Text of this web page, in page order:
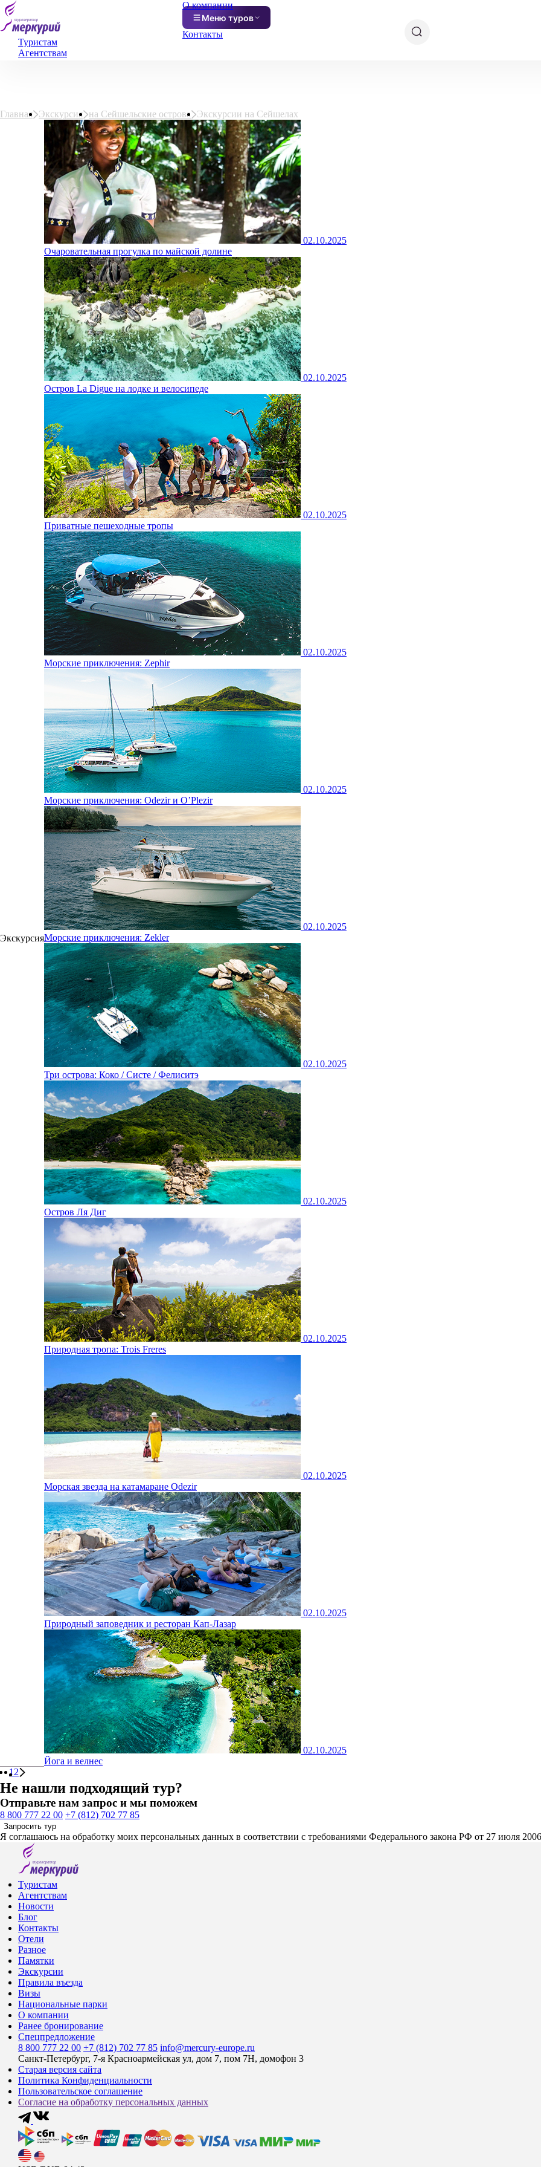
Туристам
Агентствам
О компании
Меню туров
Контакты
Главная Экскурсия на Сейшельские острова Экскурсии на Сейшелах
Экскурсия
02.10.2025
Очаровательная прогулка по майской долине
02.10.2025
Остров La Digue на лодке и велосипеде
02.10.2025
Приватные пешеходные тропы
02.10.2025
Морские приключения: Zephir
02.10.2025
Морские приключения: Odezir и O’Plezir
02.10.2025
Морские приключения: Zekler
02.10.2025
Три острова: Коко / Систе / Фелиситэ
02.10.2025
Остров Ля Диг
02.10.2025
Природная тропа: Trois Freres
02.10.2025
Морская звезда на катамаране Odezir
02.10.2025
Природный заповедник и ресторан Кап-Лазар
02.10.2025
Йога и велнес
1 2
Не нашли подходящий тур?
Отправьте нам запрос и мы поможем
8 800 777 22 00 +7 (812) 702 77 85
Запросить тур
Я соглашаюсь на обработку моих персональных данных в соответствии с требованиями Федерального закона РФ от 27 июля
Туристам
Агентствам
Новости
Блог
Контакты
Отели
Разное
Памятки
Экскурсии
Правила въезда
Визы
Национальные парки
О компании
Ранее бронирование
Спецпредложение
8 800 777 22 00 +7 (812) 702 77 85 info@mercury-europe.ru
Санкт-Петербург, 7-я Красноармейская ул, дом 7, пом 7Н, домофон 3
Старая версия сайта
Политика Конфиденциальности
Пользовательское соглашение
Согласие на обработку персональных данных